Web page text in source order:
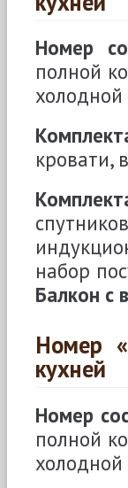
Номер
полной
кровати,
набор
Балкон с
Номер
кухней
Номер
полной